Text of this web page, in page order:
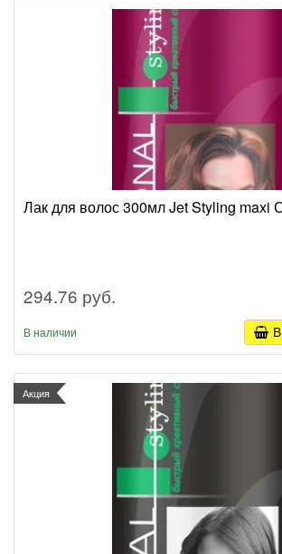
Лак для волос 300мл Jet Styling maxi
294.76 руб.
В наличии
Акция